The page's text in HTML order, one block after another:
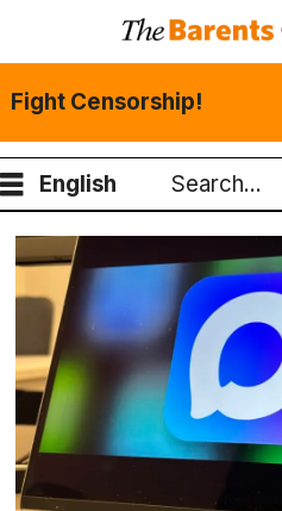
Fight Censorship!
English
Search